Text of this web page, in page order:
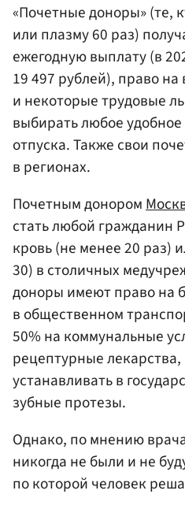
«Почетные доноры» (те,
или плазму 60 раз)
ежегодную выплату (в
19 497 рублей), право
и некоторые трудовые
выбирать любое
отпуска. Также свои
в регионах.
Почетным донором
стать любой гражданин
кровь (не менее 20 раз)
30) в столичных
доноры имеют право на
в общественном
50% на коммунальные
рецептурные лекарства,
устанавливать в
зубные протезы.
Однако, по мнению
никогда не были и не
по которой человек